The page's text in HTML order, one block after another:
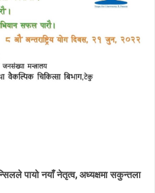
पायो नयाँ नेतृत्व, अध्यक्षमा सकुन्तला